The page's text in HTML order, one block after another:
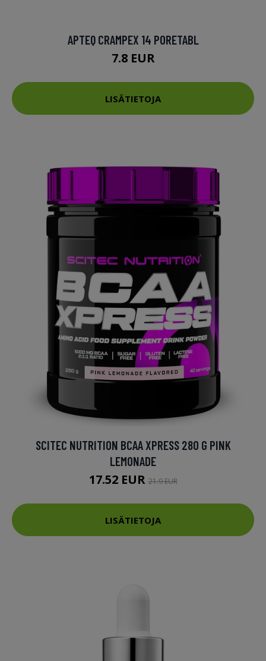
APTEQ CRAMPEX 14 PORETABL
7.8 EUR
LISÄTIETOJA
SCITEC NUTRITION BCAA XPRESS 280 G PINK
LEMONADE
17.52 EUR21.9 EUR
LISÄTIETOJA